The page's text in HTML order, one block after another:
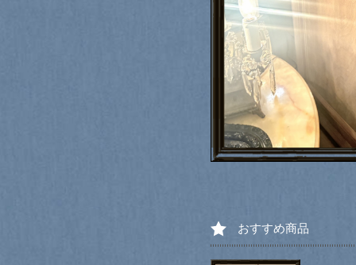
おすすめ商品